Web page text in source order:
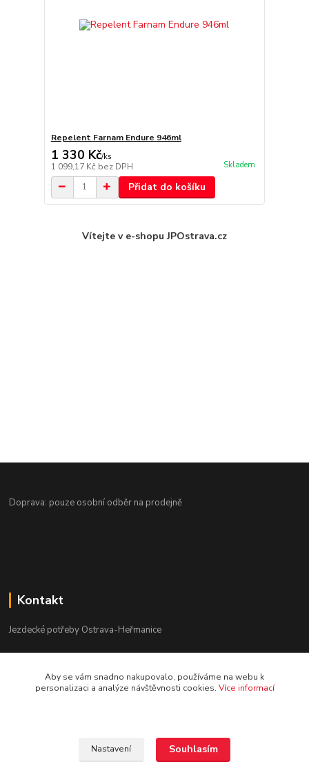
Repelent Farnam Endure 946ml
1 330 Kč/ks
1 099,17 Kč bez DPH Skladem
Přidat do košíku
Vítejte v e-shopu JPOstrava.cz
Doprava: pouze osobní odběr na prodejně
Kontakt
Jezdecké potřeby Ostrava-Heřmanice
Po-Pá 9:30 - 17:30
Aby se vám snadno nakupovalo, používáme na webu k
personalizaci a analýze návštěvnosti cookies. Více informací
Nastavení Souhlasím